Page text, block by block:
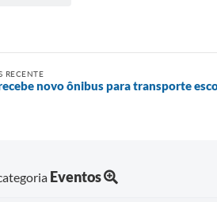
RECENTE
novo ônibus para transporte
Eventos